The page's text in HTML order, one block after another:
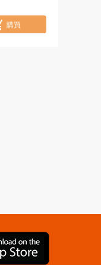
購買